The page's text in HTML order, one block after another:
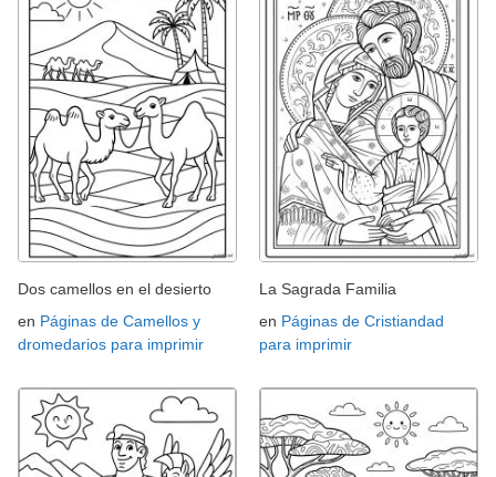
Dos camellos en el desierto
en Páginas de Camellos y
dromedarios para imprimir
La Sagrada Familia
en Páginas de Cristiandad
para imprimir